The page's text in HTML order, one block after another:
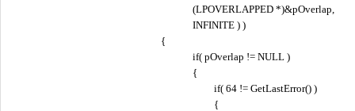
(LPOVERLAPPED *)&pOverlap,
INFINITE ) )
{
if( pOverlap != NULL )
{
if( 64 != GetLastError() )
{